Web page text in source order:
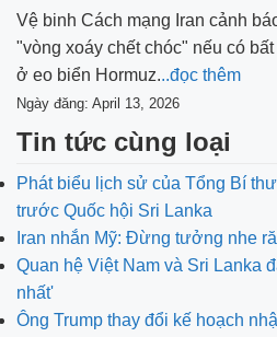
Vệ binh Cách mạng Iran cảnh
"vòng xoáy chết chóc" nếu có
ở eo biển Hormuz...đọc thêm
Ngày đăng: April 13, 2026
Tin tức cùng loại
Phát biểu lịch sử của Tổng Bí
trước Quốc hội Sri Lanka
Iran nhắn Mỹ: Đừng tưởng nhe
Quan hệ Việt Nam và Sri Lanka
nhất'
Ông Trump thay đổi kế hoạch